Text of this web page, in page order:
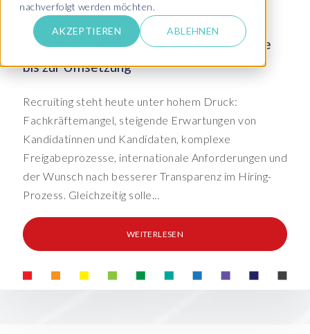
nachverfolgt werden möchten.
AKZEPTIEREN ABLEHNEN
SmartRecruiters for SAP SuccessFactors:
Recruiting neu denken – von der Strategie
bis zur Umsetzung
Recruiting steht heute unter hohem Druck:
Fachkräftemangel, steigende Erwartungen von
Kandidatinnen und Kandidaten, komplexe
Freigabeprozesse, internationale Anforderungen und
der Wunsch nach besserer Transparenz im Hiring-
Prozess. Gleichzeitig solle...
WEITERLESEN